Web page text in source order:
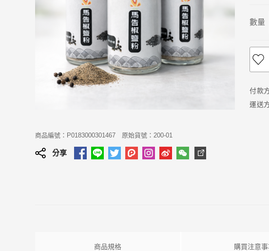
商品編號：P0183000301467 原始貨號：200-01
分享
數量
付款
運送
商品規格 購買注意